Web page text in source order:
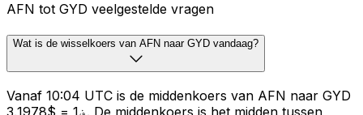
AFN tot GYD veelgestelde vragen
Wat is de wisselkoers van AFN naar GYD vandaag?
Vanaf 10:04 UTC is de middenkoers van AFN naar GYD
؋1 = $3.1978. De middenkoers is het midden tussen